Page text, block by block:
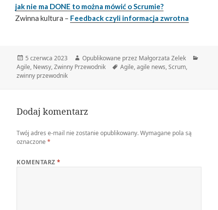
jak nie ma DONE to można mówić o Scrumie?
Zwinna kultura – Feedback czyli informacja zwrotna
Data
publikacji
5 czerwca 2023 Autor
Opublikowane przez Małgorzata Zelek
Agile, Newsy,Zwinny Przewodnik Tagi
Agile,agile news,Scrum,
zwinny przewodnik
Dodaj komentarz
Twój adres e-mail nie zostanie opublikowany. Wymagane pola są
oznaczone*
KOMENTARZ*